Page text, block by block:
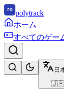
polytrack
ホーム
すべてのゲー
日
🇯🇵